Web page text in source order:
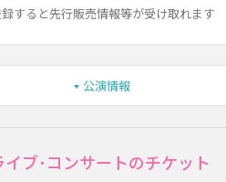
すると先行販売情報等が受け取れます
公演情報
ブ･コンサートのチケット